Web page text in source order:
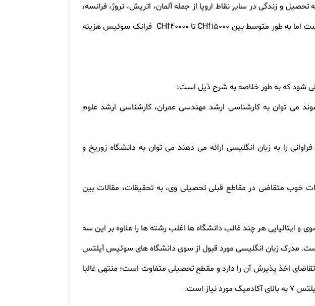
و زندگی در سایر نقاط اروپا از جمله آلمان، اتریش، نروژ، فرانسه،
به طور متوسط بین 15000
CHf تا 40000 CHf فرانک سوئیس هزینه
شود که به طور خلاصه به شرح ذیل است:
می توان به کارشناسی ارشد مهندسی عمران، کارشناسی ارشد علوم
را به زبان انگلیسی ارائه می دهند می توان به دانشگاه زوریخ و
خوب متقاضی در مقاطع قبلی تحصیلی وی، به تحقیقات، مقالات بین
و ایتالیایی هر چند غالب دانشگاه ها اغلب رشته ها را علاوه بر این سه
است. مدرک زبان انگلیسی مورد قبول از سوی دانشگاه های سوئیس آیلتس
اخذ پذیرش آن را دارد و مقطع تحصیلی متفاوت است؛ منتهی غالبا
.